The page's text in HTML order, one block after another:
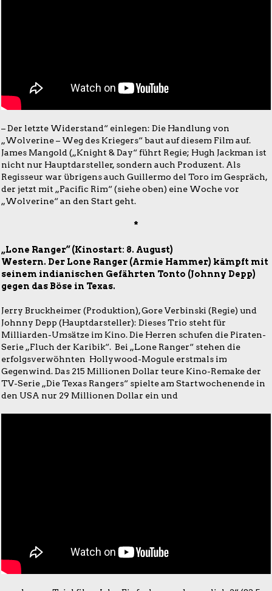
– Der letzte Widerstand“ einlegen: Die Handlung von
„Wolverine – Weg des Kriegers“ baut auf diesem Film auf.
James Mangold („Knight & Day“ führt Regie; Hugh Jackman ist
nicht nur Hauptdarsteller, sondern auch Produzent. Als
Regisseur war übrigens auch Guillermo del Toro im Gespräch,
der jetzt mit „Pacific Rim“ (siehe oben) eine Woche vor
„Wolverine“ an den Start geht.
*
„Lone Ranger“ (Kinostart: 8. August)
Western. Der Lone Ranger (Armie Hammer) kämpft mit
seinem indianischen Gefährten Tonto (Johnny Depp)
gegen das Böse in Texas.
Jerry Bruckheimer (Produktion), Gore Verbinski (Regie) und
Johnny Depp (Hauptdarsteller): Dieses Trio steht für
Milliarden-Umsätze im Kino. Die Herren schufen die Piraten-
Serie „Fluch der Karibik“. Bei „Lone Ranger“ stehen die
erfolgsverwöhnten Hollywood-Mogule erstmals im
Gegenwind. Das 215 Millionen Dollar teure Kino-Remake der
TV-Serie „Die Texas Rangers“ spielte am Startwochenende in
den USA nur 29 Millionen Dollar ein und